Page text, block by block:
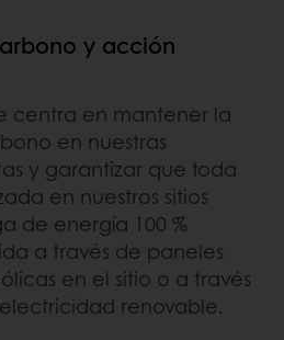
y acción
centra en mantener la
en nuestras
y garantizar que toda
en nuestros sitios
de energía 100 %
a través de paneles
en el sitio o a través
renovable.